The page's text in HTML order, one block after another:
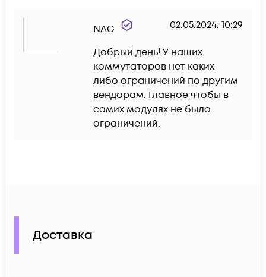
NAG 02.05.2024, 10:29
Добрый день! У наших
коммутаторов нет каких-
либо ограничений по другим
вендорам. Главное чтобы в
самих модулях не было
ограничений.
Доставка